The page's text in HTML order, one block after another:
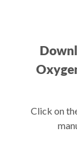
Click on